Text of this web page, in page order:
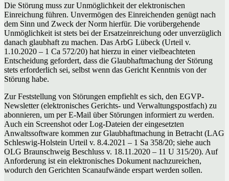
Die Störung muss zur Unmöglichkeit der elektronischen
Einreichung führen. Unvermögen des Einreichenden genügt nach
dem Sinn und Zweck der Norm hierfür. Die vorübergehende
Unmöglichkeit ist stets bei der Ersatzeinreichung oder unverzüglich
danach glaubhaft zu machen. Das ArbG Lübeck (Urteil v.
1.10.2020 – 1 Ca 572/20) hat hierzu in einer vielbeachteten
Entscheidung gefordert, dass die Glaubhaftmachung der Störung
stets erforderlich sei, selbst wenn das Gericht Kenntnis von der
Störung habe.
Zur Feststellung von Störungen empfiehlt es sich, den EGVP-
Newsletter (elektronisches Gerichts- und Verwaltungspostfach) zu
abonnieren, um per E-Mail über Störungen informiert zu werden.
Auch ein Screenshot oder Log-Dateien der eingesetzten
Anwaltssoftware kommen zur Glaubhaftmachung in Betracht (LAG
Schleswig-Holstein Urteil v. 8.4.2021 – 1 Sa 358/20; siehe auch
OLG Braunschweig Beschluss v. 18.11.2020 – 11 U 315/20). Auf
Anforderung ist ein elektronisches Dokument nachzureichen,
wodurch den Gerichten Scanaufwände erspart werden sollen.